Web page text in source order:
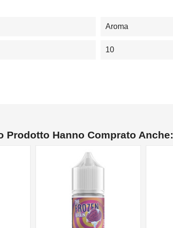
Aroma
10
Prodotto Hanno Comprato Anche: